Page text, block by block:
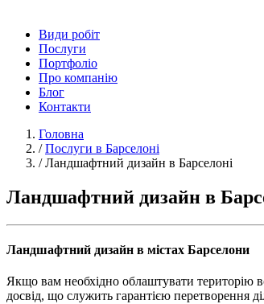
Види робіт
Послуги
Портфоліо
Про компанію
Блог
Контакти
Головна
/ Послуги в Барселоні
/ Ландшафтний дизайн в Барселоні
Ландшафтний дизайн в
Ландшафтний дизайн в містах Барселони
Якщо вам необхідно облаштувати територію
досвід, що служить гарантією перетворення